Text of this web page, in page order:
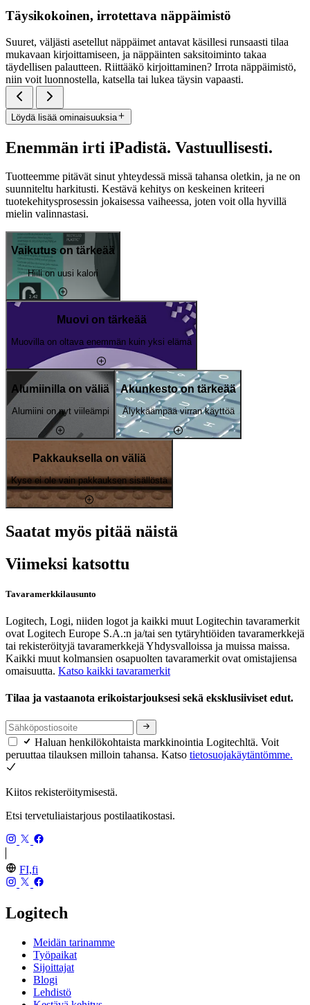
Täysikokoinen, irrotettava näppäimistö
Suuret, väljästi asetellut näppäimet antavat käsillesi runsaasti tilaa
mukavaan kirjoittamiseen, ja näppäinten saksitoiminto takaa
täydellisen palautteen. Riittääkö kirjoittaminen? Irrota näppäimistö,
niin voit luonnostella, katsella tai lukea täysin vapaasti.
Löydä lisää ominaisuuksia
Enemmän irti iPadistä. Vastuullisesti.
Tuotteemme pitävät sinut yhteydessä missä tahansa oletkin, ja ne on
suunniteltu harkitusti. Kestävä kehitys on keskeinen kriteeri
tuotekehitysprosessin jokaisessa vaiheessa, joten voit olla hyvillä
mielin valinnastasi.
Vaikutus on tärkeää
Hiili on uusi kalori
Muovi on tärkeää
Muovilla on oltava enemmän kuin yksi elämä
Alumiinilla on väliä
Alumiini on nyt viileämpi
Akunkesto on tärkeää
Älykkäämpää virran käyttöä
Pakkauksella on väliä
Kyse ei ole vain pakkauksen sisällöstä
Saatat myös pitää näistä
Viimeksi katsottu
Tavaramerkkilausunto
Logitech, Logi, niiden logot ja kaikki muut Logitechin tavaramerkit
ovat Logitech Europe S.A.:n ja/tai sen tytäryhtiöiden tavaramerkkejä
tai rekisteröityjä tavaramerkkejä Yhdysvalloissa ja muissa maissa.
Kaikki muut kolmansien osapuolten tavaramerkit ovat omistajiensa
omaisuutta. Katso kaikki tavaramerkit
Tilaa ja vastaanota erikoistarjouksesi sekä eksklusiiviset edut.
Haluan henkilökohtaista markkinointia Logitechltä. Voit
peruuttaa tilauksen milloin tahansa. Katso tietosuojakäytäntömme.
Kiitos rekisteröitymisestä.
Etsi tervetuliaistarjous postilaatikostasi.
FI,fi
Logitech
Meidän tarinamme
Työpaikat
Sijoittajat
Blogi
Lehdistö